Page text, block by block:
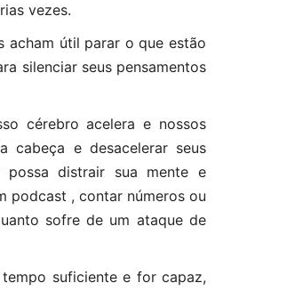
vezes.
acham útil parar o que estão
silenciar seus pensamentos
cérebro acelera e nossos
cabeça e desacelerar seus
possa distrair sua mente e
podcast , contar números ou
sofre de um ataque de
suficiente e for capaz,